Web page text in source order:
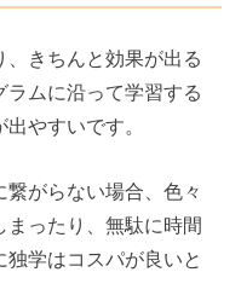
きちんと効果が出る
ラムに沿って学習する
やすいです。
がらない場合、色々
まったり、無駄に時間
学はコスパが良いと